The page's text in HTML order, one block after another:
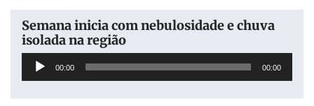
Semana inicia com nebulosidade e chuva
isolada na região
Tocador
00:00 00:00